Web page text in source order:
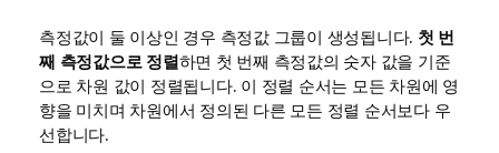
측정값이 둘 이상인 경우 측정값 그룹이 생성됩니다. 첫 번
째 측정값으로 정렬하면 첫 번째 측정값의 숫자 값을 기준
으로 차원 값이 정렬됩니다. 이 정렬 순서는 모든 차원에 영
향을 미치며 차원에서 정의된 다른 모든 정렬 순서보다 우
선합니다.